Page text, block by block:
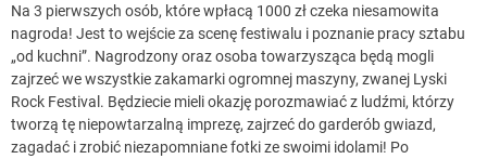
Na 3 pierwszych osób, które wpłacą 1000 zł czeka niesamowita
nagroda! Jest to wejście za scenę festiwalu i poznanie pracy sztabu
„od kuchni”. Nagrodzony oraz osoba towarzysząca będą mogli
zajrzeć we wszystkie zakamarki ogromnej maszyny, zwanej Lyski
Rock Festival. Będziecie mieli okazję porozmawiać z ludźmi, którzy
tworzą tę niepowtarzalną imprezę, zajrzeć do garderób gwiazd,
zagadać i zrobić niezapomniane fotki ze swoimi idolami! Po